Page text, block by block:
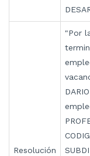
Resolución
"Por